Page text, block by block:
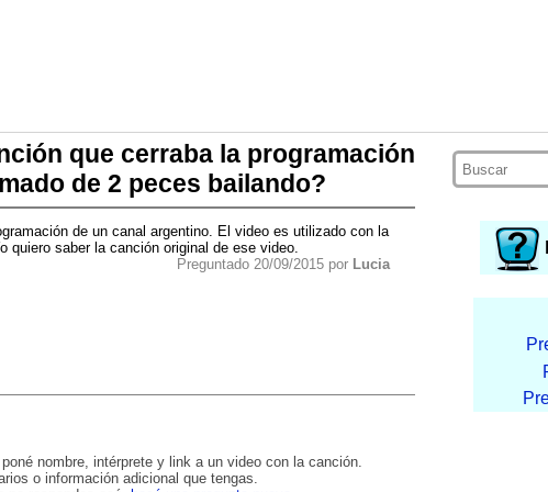
que cerraba la programación
de 2 peces bailando?
de un canal argentino. El video es utilizado con la
quiero saber la canción original de ese video.
Preguntado 20/09/2015 por Lucia
nombre, intérprete y link a un video con la canción.
o información adicional que tengas.